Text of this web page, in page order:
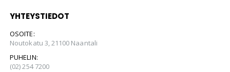
YHTEYSTIEDOT
OSOITE:
Noutokatu 3, 21100 Naantali
PUHELIN:
(02) 254 7200